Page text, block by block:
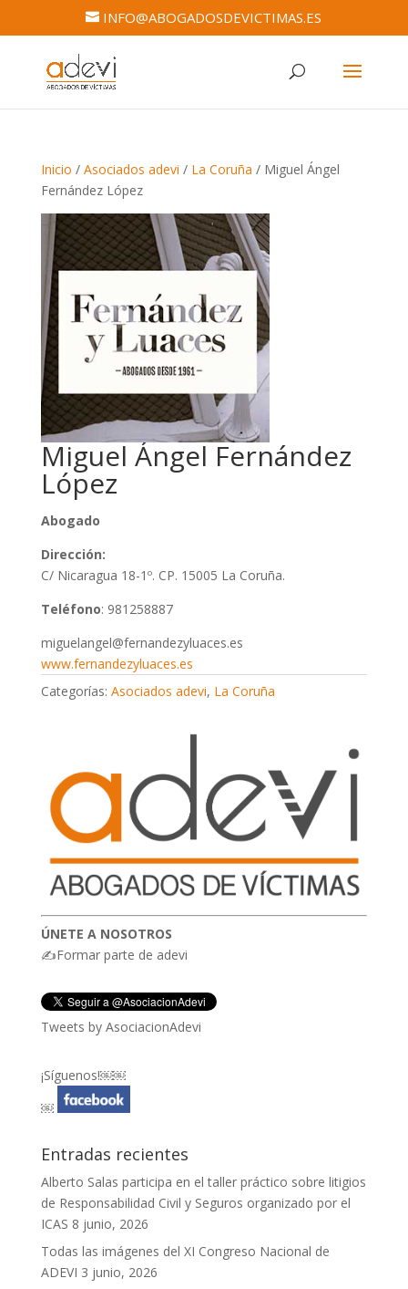
INFO@ABOGADOSDEVICTIMAS.ES
Inicio / Asociados adevi / La Coruña / Miguel Ángel
Fernández López
Miguel Ángel Fernández
López
Abogado
Dirección:
C/ Nicaragua 18-1º. CP. 15005 La Coruña.
Teléfono: 981258887
miguelangel@fernandezyluaces.es
www.fernandezyluaces.es
Categorías: Asociados adevi, La Coruña
ÚNETE A NOSOTROS
✍Formar parte de adevi
Tweets by AsociacionAdevi
¡Síguenos!￼￼
￼
Entradas recientes
Alberto Salas participa en el taller práctico sobre litigios
de Responsabilidad Civil y Seguros organizado por el
ICAS 8 junio, 2026
Todas las imágenes del XI Congreso Nacional de
ADEVI 3 junio, 2026